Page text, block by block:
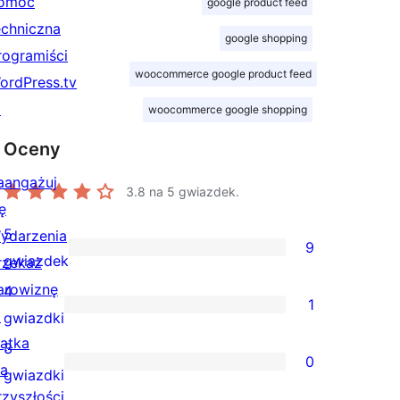
google shopping
woocommerce google product feed
woocommerce google shopping
Oceny
3.8 na 5 gwiazdek.
9
recenzji
5-
gwiazdkowych
5
gwiazdek
9
1
recenzja
4-
4
gwiazdki
1
0
3
gwiazdki
0